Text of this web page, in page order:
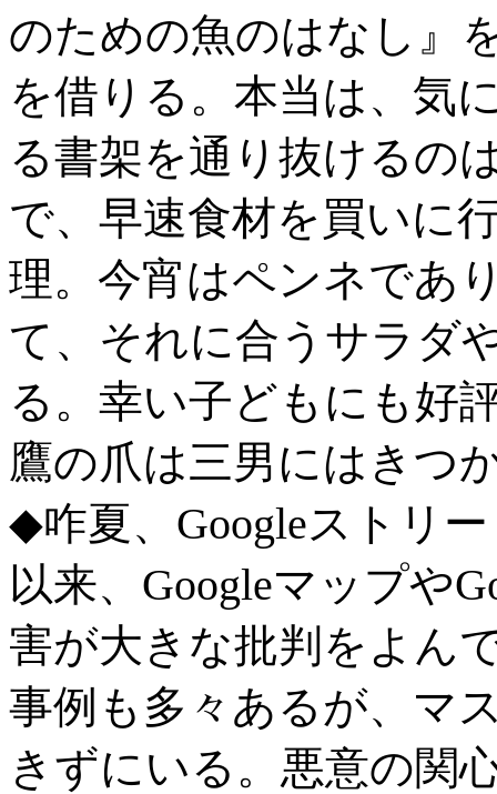
のための魚のはなし』
を借りる。本当は、気
る書架を通り抜けるの
で、早速食材を買いに
理。今宵はペンネであ
て、それに合うサラダ
る。幸い子どもにも好
鷹の爪は三男にはきつ
◆咋夏、Googleストリ
以来、Googleマップや
害が大きな批判をよん
事例も多々あるが、マ
きずにいる。悪意の関